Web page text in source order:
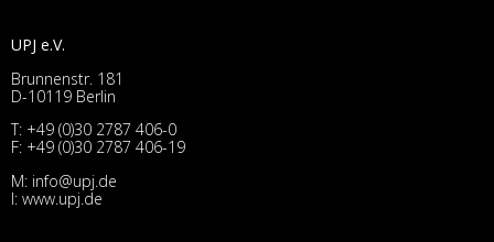
UPJ e.V.
Brunnenstr. 181
D-10119 Berlin
T: +49 (0)30 2787 406-0
F: +49 (0)30 2787 406-19
M: info@upj.de
I: www.upj.de